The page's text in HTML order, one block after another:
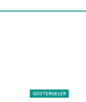
GÖSTERGELER